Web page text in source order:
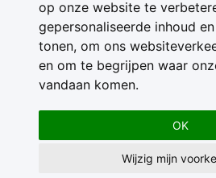
op onze website te
gepersonaliseerde inhoud
tonen, om ons
en om te begrijpen waar
vandaan komen.
OK
Wijzig mijn
Contact
Feedback
Nieuwsbrief
Adverteren
Gebruikersvoorwaarden
Privacy Statement